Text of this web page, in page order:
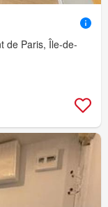
de Paris, Île-de-